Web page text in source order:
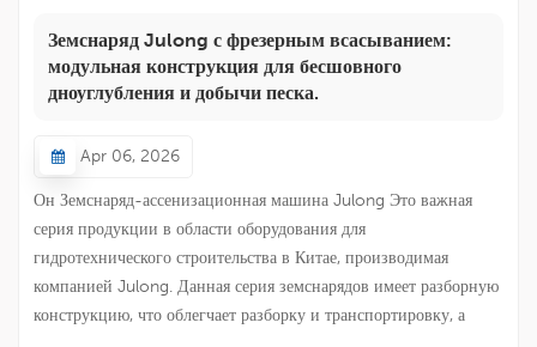
Земснаряд Julong с фрезерным всасыванием:
модульная конструкция для бесшовного
дноуглубления и добычи песка.
Apr 06, 2026
Он Земснаряд-ассенизационная машина Julong Это важная
серия продукции в области оборудования для
гидротехнического строительства в Китае, производимая
компанией Julong. Данная серия земснарядов имеет разборную
конструкцию, что облегчает разборку и транспортировку, а